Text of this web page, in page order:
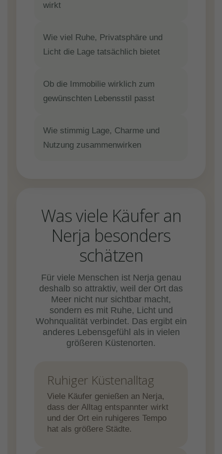
wirkt
Wie viel Ruhe, Privatsphäre und
Licht die Lage tatsächlich bietet
Ob die Immobilie wirklich zum
gewünschten Lebensstil passt
Wie stimmig Lage, Charme und
Nutzung zusammenwirken
Was viele Käufer an
Nerja besonders
schätzen
Für viele Menschen ist Nerja genau
deshalb so attraktiv, weil der Ort das
Meer nicht nur sichtbar macht,
sondern es mit Ruhe, Licht und
Wohnqualität verbindet. Das ergibt ein
anderes Lebensgefühl als in vielen
größeren Küstenorten.
Ruhiger Küstenalltag
Viele Käufer genießen an Nerja,
dass der Alltag entspannter wirkt
und der Ort ein ruhigeres Tempo
hat als größere Städte.